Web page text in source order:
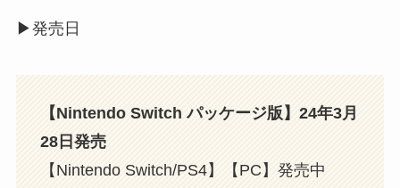
▶︎発売日
【Nintendo Switch パッケージ版】24年3月
28日発売
【Nintendo Switch/PS4】【PC】発売中